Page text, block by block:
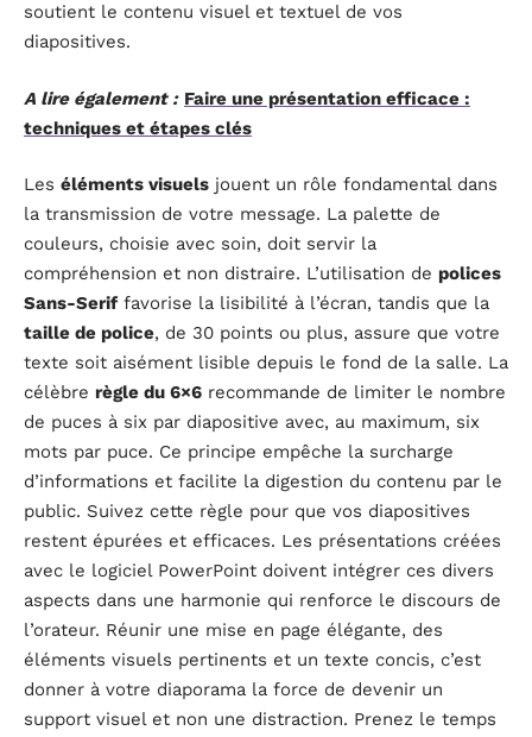
soutient le contenu visuel et textuel de vos
diapositives.
A lire également : Faire une présentation efficace :
techniques et étapes clés
Les éléments visuels jouent un rôle fondamental dans
la transmission de votre message. La palette de
couleurs, choisie avec soin, doit servir la
compréhension et non distraire. L’utilisation de polices
Sans-Seriffavorise la lisibilité à l’écran, tandis que la
taille de police, de 30 points ou plus, assure que votre
texte soit aisément lisible depuis le fond de la salle. La
célèbre règle du 6×6 recommande de limiter le nombre
de puces à six par diapositive avec, au maximum, six
mots par puce. Ce principe empêche la surcharge
d’informations et facilite la digestion du contenu par le
public. Suivez cette règle pour que vos diapositives
restent épurées et efficaces. Les présentations créées
avec le logiciel PowerPoint doivent intégrer ces divers
aspects dans une harmonie qui renforce le discours de
l’orateur. Réunir une mise en page élégante, des
éléments visuels pertinents et un texte concis, c’est
donner à votre diaporama la force de devenir un
support visuel et non une distraction. Prenez le temps